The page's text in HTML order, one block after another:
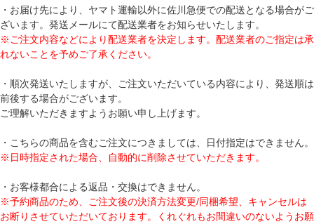
・お届け先により、ヤマト運輸以外に佐川急便での配送となる場合がご
ざいます。発送メールにて配送業者をお知らせいたします。
※ご注文内容などにより配送業者を決定します。配送業者のご指定は承
れないことを予めご了承ください。
・順次発送いたしますが、ご注文いただいている内容により、発送順は
前後する場合がございます。
ご理解いただきますようお願い申し上げます。
・こちらの商品を含むご注文につきましては、日付指定はできません。
※日時指定された場合、自動的に削除させていただきます。
・お客様都合による返品・交換はできません。
※予約商品のため、ご注文後の決済方法変更/同梱希望、キャンセルは
お断りさせていただいております。くれぐれもお間違いのないようお願